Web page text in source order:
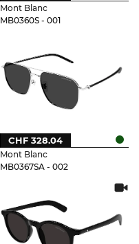
Mont Blanc
MB0360S - 001
Mont Blanc
MB0367SA - 002
CHF 328.04